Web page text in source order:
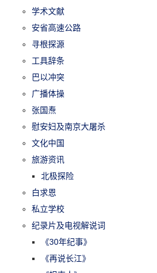
学术文献
安省高速公路
寻根探源
工具辞条
巴以冲突
广播体操
张国焘
慰安妇及南京大屠杀
文化中国
旅游资讯
北极探险
白求恩
私立学校
纪录片及电视解说词
《30年纪事》
《再说长江》